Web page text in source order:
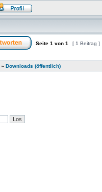
Seite 1 von 1 [ 1 Beitrag ]
» Downloads (öffentlich)